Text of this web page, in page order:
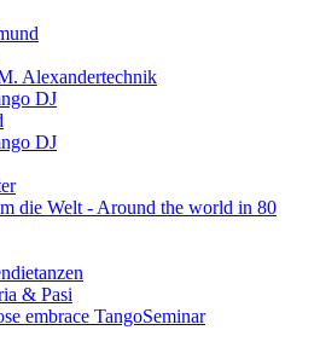
Alexandertechnik
DJ
DJ
die Welt - Around the world in 80
& Pasi
embrace TangoSeminar